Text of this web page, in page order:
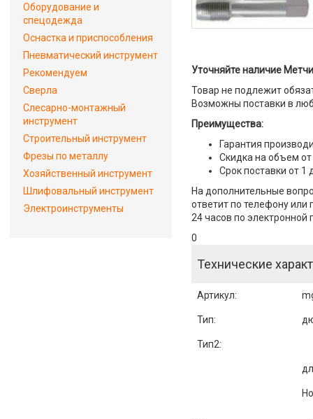
Уточняйте наличие
Товар не подлежит
Возможны поставки в
Преимущества:
Гарантия
Скидка на объем от
Срок поставки от 1
На дополнительные
ответит по телефону или
24 часов по электронной
0
Технические
Артикул:
Тип:
Тип2:
Оборудование и
спецодежда
Оснастка и приспособления
Пневматический инструмент
Рекомендуем
Сверла
Слесарно-монтажный
инструмент
Строительный инструмент
Фрезы по металлу
Хозяйственный инструмент
Шлифовальный инструмент
Электроинструменты